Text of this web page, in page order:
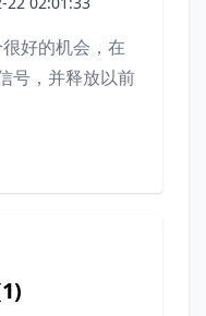
好的机会，在
号，并释放以前